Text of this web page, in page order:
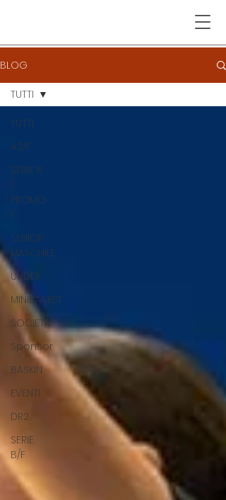
BLOG
TUTTI
A2/F
SERIE B
/
PROMO
F
SENIOR
MASCHILE
UNDER
MINIBASKET
SOCIETA'
Sponsor
BASKIN
EVENTI
DR2
SERIE
B/F
TUTTI